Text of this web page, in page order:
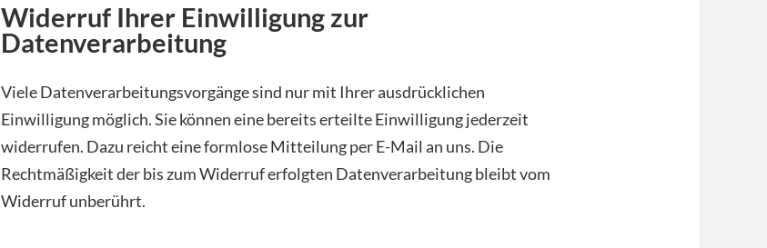
Widerruf Ihrer Einwilligung zur
Datenverarbeitung
Viele Datenverarbeitungsvorgänge sind nur mit Ihrer ausdrücklichen
Einwilligung möglich. Sie können eine bereits erteilte Einwilligung jederzeit
widerrufen. Dazu reicht eine formlose Mitteilung per E-Mail an uns. Die
Rechtmäßigkeit der bis zum Widerruf erfolgten Datenverarbeitung bleibt vom
Widerruf unberührt.